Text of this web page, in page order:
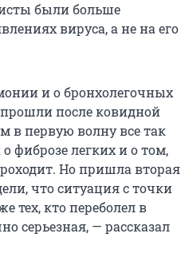
были больше
вируса, а не на его
и о бронхолегочных
после ковидной
в первую волну все так
фиброзе легких и о том,
Но пришла вторая
что ситуация с точки
тех, кто переболел в
серьезная, — рассказал